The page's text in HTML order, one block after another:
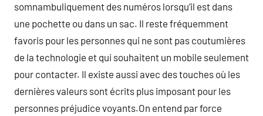
somnambuliquement des numéros lorsqu’il est dans
une pochette ou dans un sac. Il reste fréquemment
favoris pour les personnes qui ne sont pas coutumières
de la technologie et qui souhaitent un mobile seulement
pour contacter. Il existe aussi avec des touches où les
dernières valeurs sont écrits plus imposant pour les
personnes préjudice voyants.On entend par force